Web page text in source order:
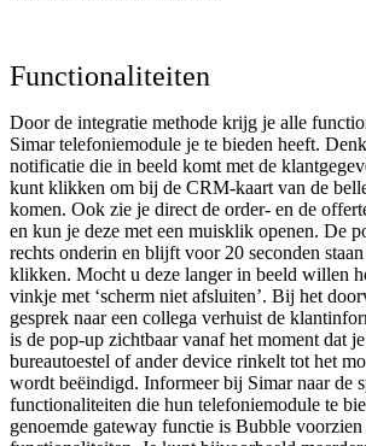
Functionaliteiten
Door de integratie methode krijg je alle
Simar telefoniemodule je te bieden heeft.
notificatie die in beeld komt met de
kunt klikken om bij de CRM-kaart van de
komen. Ook zie je direct de order- en de
en kun je deze met een muisklik openen. De
rechts onderin en blijft voor 20 seconden
klikken. Mocht u deze langer in beeld willen
vinkje met ‘scherm niet afsluiten’. Bij het
gesprek naar een collega verhuist de
is de pop-up zichtbaar vanaf het moment dat
bureautoestel of ander device rinkelt tot het
wordt beëindigd. Informeer bij Simar naar de
functionaliteiten die hun telefoniemodule te
genoemde gateway functie is Bubble